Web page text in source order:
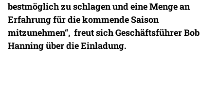
bestmöglich zu schlagen und eine Menge an
Erfahrung für die kommende Saison
mitzunehmen“, freut sich Geschäftsführer Bob
Hanning über die Einladung.